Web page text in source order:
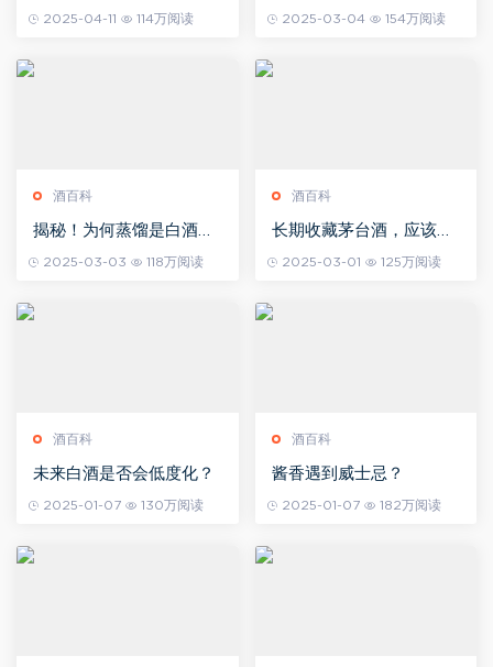
2025-04-11 114万阅读 2025-03-04 154万阅读
酒百科
揭秘！为何蒸馏是白酒酿
2025-03-03 118万阅读
酒百科
长期收藏茅台酒，应该注
2025-03-01 125万阅读
酒百科
未来白酒是否会低度化？
2025-01-07 130万阅读
酒百科
酱香遇到威士忌？
2025-01-07 182万阅读